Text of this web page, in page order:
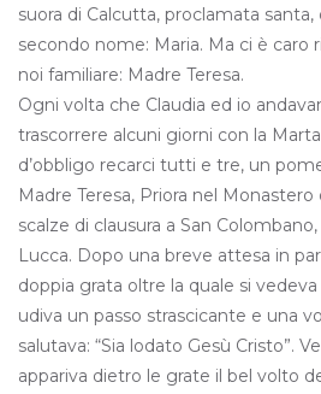
suora di Calcutta, proclamata
secondo nome: Maria. Ma ci è caro
noi familiare: Madre Teresa.
Ogni volta che Claudia ed io
trascorrere alcuni giorni con la
d’obbligo recarci tutti e tre, un
Madre Teresa, Priora nel
scalze di clausura a San
Lucca. Dopo una breve attesa in
doppia grata oltre la quale si
udiva un passo strascicante e una
salutava: “Sia lodato Gesù Cristo”.
appariva dietro le grate il bel volto